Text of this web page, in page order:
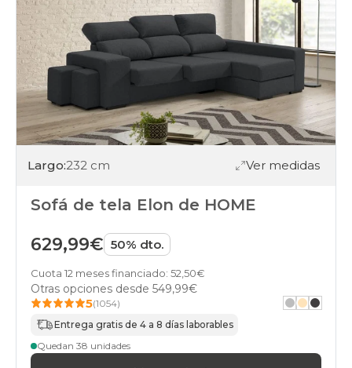
Largo:232 cm Ver medidas
Sofá de tela Elon de HOME
629,99€ 50% dto.
Cuota 12 meses financiado: 52,50€
Otras opciones desde 549,99€
5(1054)
Entrega gratis de 4 a 8 días laborables
Quedan 38 unidades